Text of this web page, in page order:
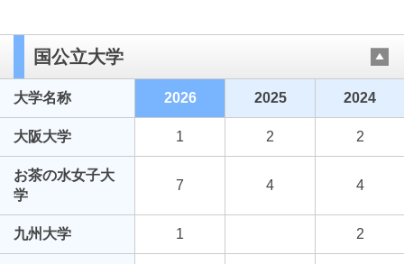
国公立大学
大学名称 2026 2025 2024
大阪大学 1 2 2
お茶の水女子大
学
7 4 4
九州大学 1 2